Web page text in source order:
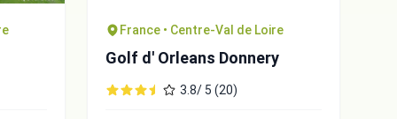
France • Centre-Val de Loire
Golf d' Orleans Donnery
3.8/ 5 (20)